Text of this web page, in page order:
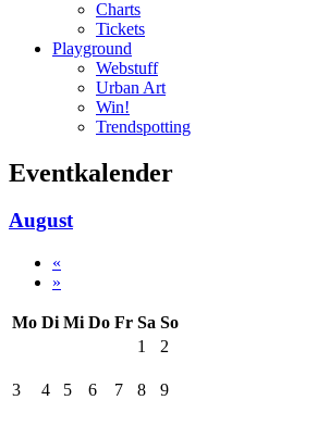
Charts
Tickets
Playground
Webstuff
Urban Art
Win!
Trendspotting
Eventkalender
August
«
»
Mo Di Mi Do Fr Sa So
1
2
3 4 5 6 7 8 9